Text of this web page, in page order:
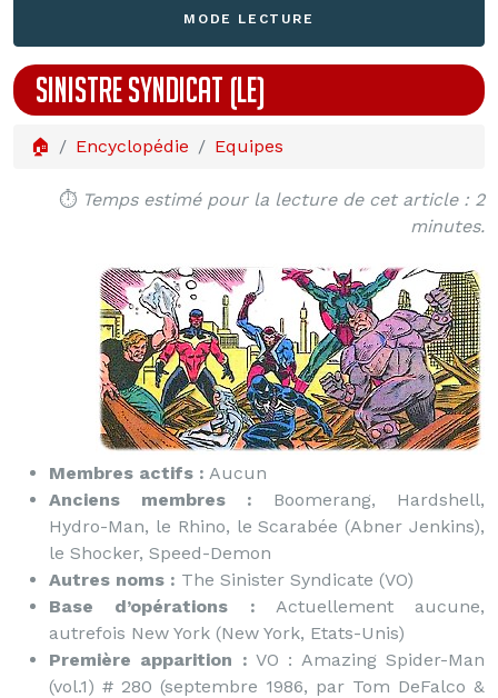
MODE LECTURE
SINISTRE SYNDICAT (LE)
🏠 Encyclopédie Equipes
⏱️ Temps estimé pour la lecture de cet article : 2
minutes.
Membres actifs : Aucun
Anciens membres : Boomerang, Hardshell,
Hydro-Man, le Rhino, le Scarabée (Abner Jenkins),
le Shocker, Speed-Demon
Autres noms : The Sinister Syndicate (VO)
Base d’opérations : Actuellement aucune,
autrefois New York (New York, Etats-Unis)
Première apparition : VO : Amazing Spider-Man
(vol.1) # 280 (septembre 1986, par Tom DeFalco &